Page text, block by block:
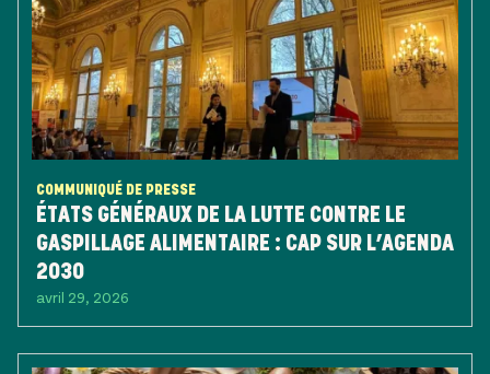
COMMUNIQUÉ DE PRESSE
ÉTATS GÉNÉRAUX DE LA LUTTE CONTRE LE
GASPILLAGE ALIMENTAIRE : CAP SUR L’AGENDA
2030
avril 29, 2026